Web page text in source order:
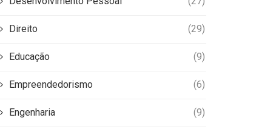
Direito (29)
Educação (9)
Empreendedorismo (6)
Engenharia (9)